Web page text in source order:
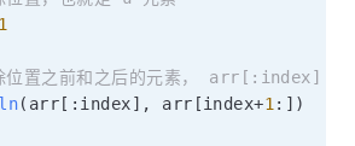
1
置之前和之后的元素， arr[:index] 表
( arr [ : index] , arr [index+1: ] )